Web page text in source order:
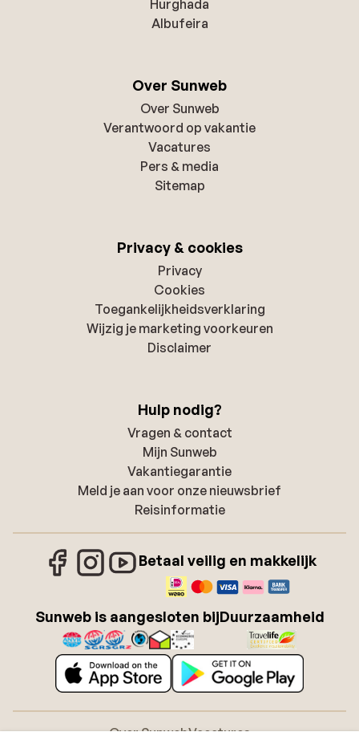
Hurghada
Albufeira
Over Sunweb
Over Sunweb
Verantwoord op vakantie
Vacatures
Pers & media
Sitemap
Privacy & cookies
Privacy
Cookies
Toegankelijkheidsverklaring
Wijzig je marketing voorkeuren
Disclaimer
Hulp nodig?
Vragen & contact
Mijn Sunweb
Vakantiegarantie
Meld je aan voor onze nieuwsbrief
Reisinformatie
Betaal veilig en makkelijk
Sunweb is aangesloten bijDuurzaamheid
Over SunwebVacatures